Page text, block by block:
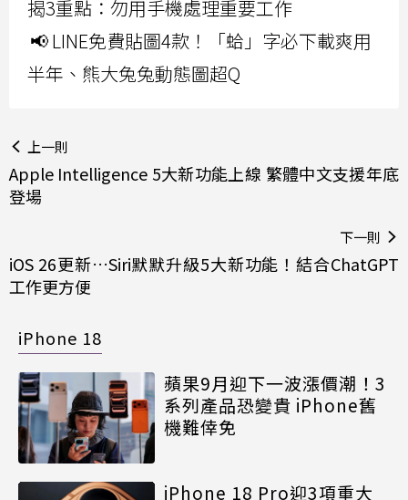
揭3重點：勿用手機處理重要工作
📢 LINE免費貼圖4款！「蛤」字必下載爽用
半年、熊大兔兔動態圖超Q
上一則
Apple Intelligence 5大新功能上線 繁體中文支援年底
登場
下一則
iOS 26更新…Siri默默升級5大新功能！結合ChatGPT
工作更方便
iPhone 18
蘋果9月迎下一波漲價潮！3
系列產品恐變貴 iPhone舊
機難倖免
iPhone 18 Pro迎3項重大